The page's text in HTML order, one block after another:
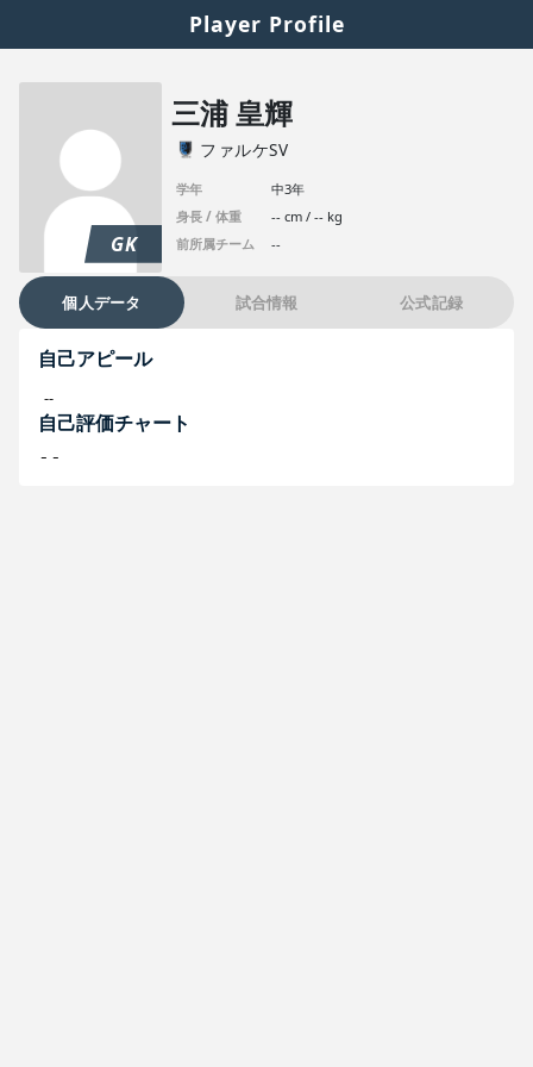
Player Profile
GK
三浦 皇輝
ファルケSV
学年
中3年
身長 / 体重
-- cm / -- kg
前所属チーム
--
個人データ 試合情報 公式記録
自己アピール
--
自己評価チャート
--